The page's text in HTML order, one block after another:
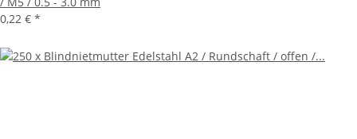
0,22 € *